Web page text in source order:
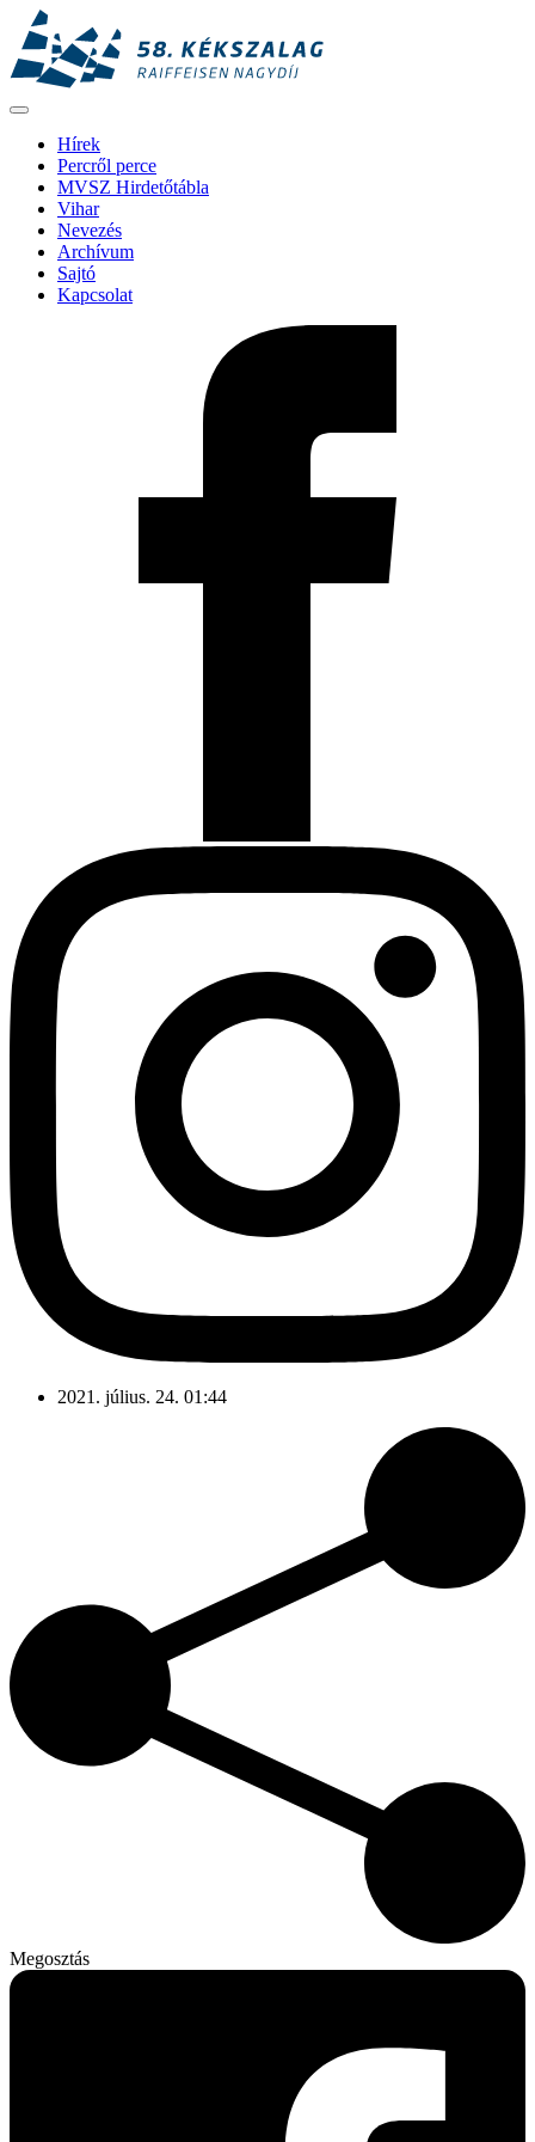
Hírek
Percről perce
MVSZ Hirdetőtábla
Vihar
Nevezés
Archívum
Sajtó
Kapcsolat
2021. július. 24. 01:44
Megosztás